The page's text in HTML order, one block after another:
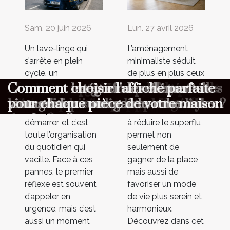
Dépannage express : quelles
informations transmettre au
premier contact ?
Sam. 20 juin 2026
Un lave-linge qui
s’arrête en plein
cycle, un
réfrigérateur qui ne
refroidit plus ou un
four qui refuse de
démarrer, et c’est
toute l’organisation
du quotidien qui
vacille. Face à ces
pannes, le premier
réflexe est souvent
d’appeler en
urgence, mais c’est
aussi un moment
Aménagement minimaliste :
pourquoi moins c’est parfois mieux
Lun. 27 avril 2026
L’aménagement
minimaliste séduit
de plus en plus ceux
qui recherchent un
intérieur épuré et
fonctionnel. Penser
à réduire le superflu
permet non
seulement de
gagner de la place
mais aussi de
favoriser un mode
de vie plus serein et
harmonieux.
Découvrez dans cet
Maximiser l'ambiance à votre
cérémonie avec un photobooth
Comment choisir le cadeau parfait
pour surprendre vos proches ?
Comment organiser une chasse au
trésor éducative pour enfants ?
Comment optimiser la longévité de
votre combinaison de plongée ?
Comment choisir un parfum
masculin qui complète votre style
de vie ?
Comment les gaufres reflètent-elles
les traditions culinaires mondiales ?
Comment intégrer des éléments
vintage dans une garde-robe
moderne ?
Comment choisir l'affiche parfaite
pour chaque pièce de votre maison